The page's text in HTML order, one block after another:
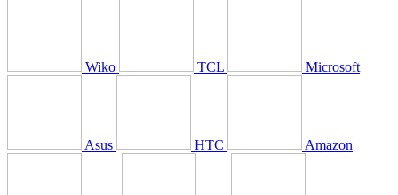
Wiko TCL Microsoft
Asus HTC Amazon